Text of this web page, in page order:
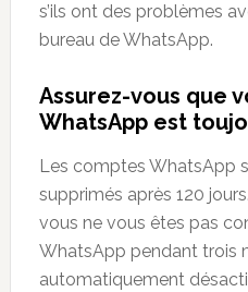
s’ils ont des problèmes
bureau de WhatsApp.
Assurez-vous que
WhatsApp est
Les comptes WhatsApp
supprimés après 120
vous ne vous êtes pas
WhatsApp pendant trois
automatiquement